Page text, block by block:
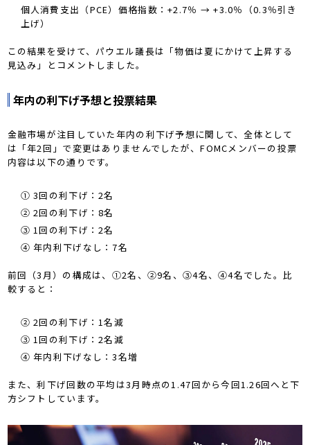
個人消費支出（PCE）価格指数：+2.7％ → +3.0％（0.3％引き
上げ）
この結果を受けて、パウエル議長は「物価は夏にかけて上昇する
見込み」とコメントしました。
年内の利下げ予想と投票結果
金融市場が注目していた年内の利下げ予想に関して、全体として
は「年2回」で変更はありませんでしたが、FOMCメンバーの投票
内容は以下の通りです。
① 3回の利下げ：2名
② 2回の利下げ：8名
③ 1回の利下げ：2名
④ 年内利下げなし：7名
前回（3月）の構成は、①2名、②9名、③4名、④4名でした。比
較すると：
② 2回の利下げ：1名減
③ 1回の利下げ：2名減
④ 年内利下げなし：3名増
また、利下げ回数の平均は3月時点の1.47回から今回1.26回へと下
方シフトしています。